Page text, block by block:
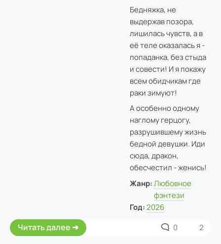
Бедняжка, не
выдержав позора,
лишилась чувств, а в
её теле оказалась я -
попаданка, без стыда
и совести! И я покажу
всем обидчикам где
раки зимуют!
А особенно одному
наглому герцогу,
разрушившему жизнь
бедной девушки. Иди
сюда, дракон,
обесчестил - женись!
Жанр: Любовное
фэнтези
Год: 2026
Читать далее 0 2